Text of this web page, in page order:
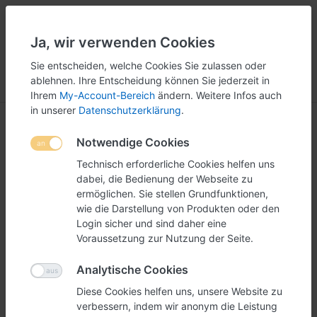
Menü Anmelden Vergleichen Wunschliste Warenkorb
Lebensgrosse Figuren
Möchten Sie eine Figur in Lebensgrösse in Ihrem
Ladengeschäft, Messestand oder am nächsten
Geburtstag aufstellen? Mit lebensgrossen Figuren
können Sie Ihre Wunschfigur von uns produzieren
einem von Ihnen gelieferten Foto frei.
Ja, wir verwenden Cookies
Sie entscheiden, welche Cookies Sie zulassen oder
ablehnen. Ihre Entscheidung können Sie jederzeit in
Ihrem My-Account-Bereich ändern. Weitere Infos auch
in unserer Datenschutzerklärung.
Notwendige Cookies
Technisch erforderliche Cookies helfen uns
dabei, die Bedienung der Webseite zu
ermöglichen. Sie stellen Grundfunktionen,
wie die Darstellung von Produkten oder den
Login sicher und sind daher eine
Voraussetzung zur Nutzung der Seite.
Analytische Cookies
Diese Cookies helfen uns, unsere Website zu
verbessern, indem wir anonym die Leistung